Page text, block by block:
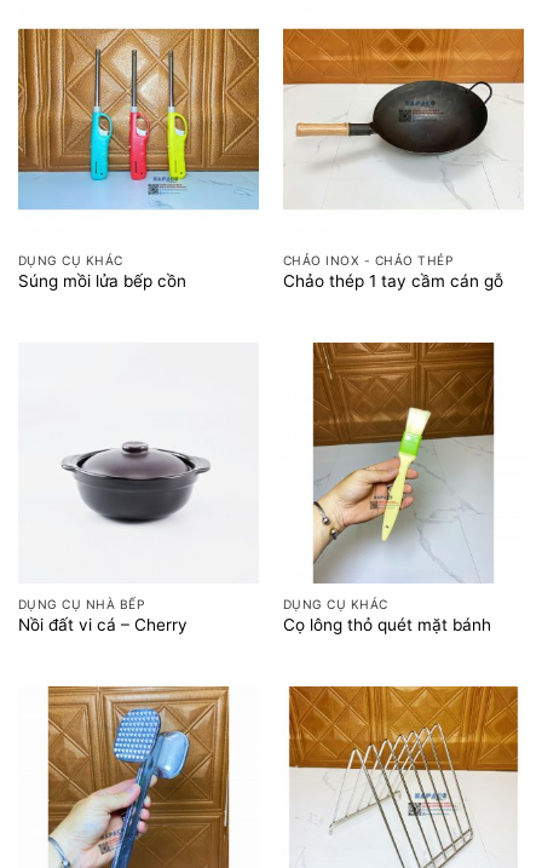
DỤNG CỤ KHÁC
Súng mồi lửa bếp cồn
CHẢO INOX - CHẢO THÉP
Chảo thép 1 tay cầm cán gỗ
DỤNG CỤ NHÀ BẾP
Nồi đất vi cá – Cherry
DỤNG CỤ KHÁC
Cọ lông thỏ quét mặt bánh